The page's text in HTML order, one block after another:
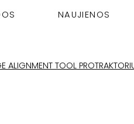
NAUJIENOS
ALIGNMENT TOOL